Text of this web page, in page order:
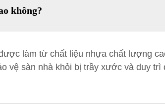
không?
làm từ chất liệu nhựa chất lượng
vệ sàn nhà khỏi bị trầy xước và duy